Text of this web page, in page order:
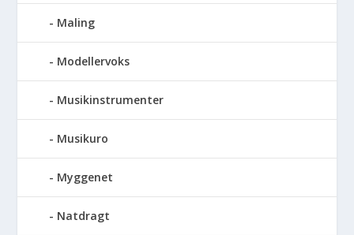
Maling
Modellervoks
Musikinstrumenter
Musikuro
Myggenet
Natdragt